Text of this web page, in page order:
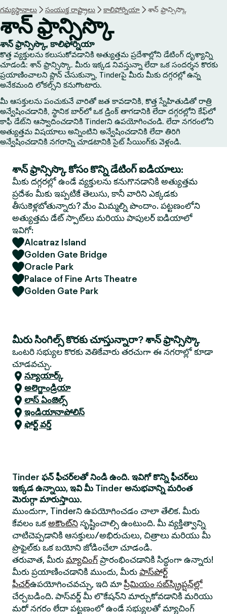
గమ్యస్థానాలు సంయుక్త రాష్ట్రాలు కాలిఫోర్నియా శాన్ ఫ్రాన్సిస్కొ
శాన్ ఫ్రాన్సిస్కొ
శాన్ ఫ్రాన్సిస్కొ, కాలిఫోర్నియా
కొత్త వ్యక్తులను కలుసుకోవడానికి అత్యుత్తమ ప్రదేశాల్లోని డేటింగ్ దృశ్యాన్ని
చూడండి: శాన్ ఫ్రాన్సిస్కొ. మీరు ఇక్కడ నివస్తున్నా లేదా ఒక సందర్శన కొరకు
ప్రయాణించాలని ప్లాన్ చేసుకున్నా, Tinderపై మీరు మీకు దగ్గరల్లో ఉన్న
అనేకమంది లోకల్స్‌ని కనుగొంటారు.
మీ ఆసక్తులను పంచుకునే వారితో జత కావడానికి, కొత్త స్నేహితుడితో రాత్రి
అన్వేషించడానికి, స్థానిక బార్‌లో ఒక డ్రింక్ తాగడానికి లేదా దగ్గరల్లోని కేఫ్‌లో
కాఫీ డేట్‌ని ఆస్వాదించడానికి Tinderని ఉపయోగించండి. లేదా నగరంలోని
అత్యుత్తమ విషయాలు అన్నింటిని అన్వేషించడానికి లేదా తిరిగి
అన్వేషించడానికి నగరాన్ని చూడటానికి సైట్ సీయింగ్‌కు వెళ్లండి.
శాన్ ఫ్రాన్సిస్కొ కోసం కొన్ని డేటింగ్ ఐడియాలు:
మీకు దగ్గరల్లో ఉండే వ్యక్తులను కనుగొనడానికి అత్యుత్తమ
ప్రదేశం మీకు ఇప్పటికే తెలుసు, కానీ వారిని ఎక్కడకు
తీసుకెళ్లబోతున్నారు? మేం మిమ్మల్ని పొందాం. పట్టణంలోని
అత్యుత్తమ డేట్ స్పాట్‌లు మరియు పాపులర్ ఐడియాలో
ఇవిగో:
Alcatraz Island
Golden Gate Bridge
Oracle Park
Palace of Fine Arts Theatre
Golden Gate Park
మీరు సింగిల్స్ కొరకు చూస్తున్నారా? శాన్ ఫ్రాన్సిస్కొ
ఒంటరి సభ్యుల కొరకు వెతికేవారు తరచుగా ఈ నగరాల్లో కూడా
చూడవచ్చు.
న్యూయార్క్
అలెగ్జాండ్రియా
లాస్ ఏంజెల్స్
ఇండియానాపోలిస్
ఫోర్ట్ వర్త్
Tinder ఫన్ ఫీచర్‌లతో నిండి ఉంది. ఇవిగో కొన్ని ఫీచర్‌లు
ఇక్కడ ఉన్నాయి, ఇవి మీ Tinder అనుభవాన్ని మరింత
మెరుగ్గా మారుస్తాయి.
ముందుగా, Tinderని ఉపయోగించడం చాలా తేలిక. మీరు
కేవలం ఒకఅకౌంట్‌ని సృష్టించాల్సి ఉంటుంది. మీ వ్యక్తిత్వాన్ని
చాటిచెప్పడానికి ఆసక్తులు/అభిరుచులు, చిత్రాలు మరియు మీ
ప్రొఫైల్‌కు ఒక బయోని జోడించేలా చూడండి.
తరువాత, మీరు మ్యాచింగ్ ప్రారంభించడానికి సిద్ధంగా ఉన్నారు!
మీరు ప్రయాణించడానికి ముందు, మీరు పాస్‌పోర్ట్
ఫీచర్ఉపయోగించవచ్చు, ఇది మాప్రీమియం సబ్‌స్క్రిప్షన్‌ల్లో
చేర్చబడింది. పాస్‌వర్డ్ మీ లొకేషన్‌ని మార్చుకోవడానికి మరియు
మరో నగరం లేదా పట్టణంలో ఉండే సభ్యులతో మ్యాచింగ్